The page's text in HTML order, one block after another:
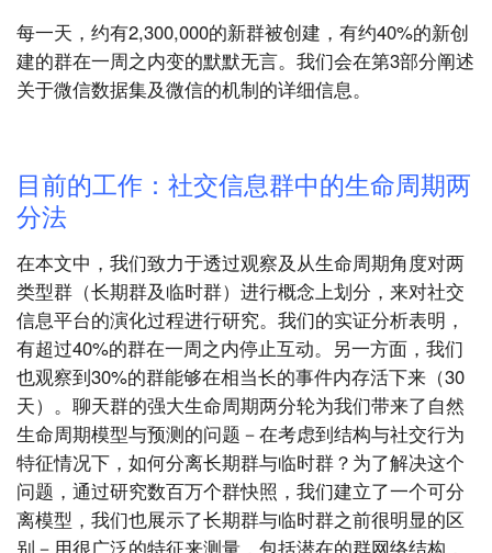
每一天，约有2,300,000的新群被创建，有约40%的新创
建的群在一周之内变的默默无言。我们会在第3部分阐述
关于微信数据集及微信的机制的详细信息。
目前的工作：社交信息群中的生命周期两
分法
在本文中，我们致力于透过观察及从生命周期角度对两
类型群（长期群及临时群）进行概念上划分，来对社交
信息平台的演化过程进行研究。我们的实证分析表明，
有超过40%的群在一周之内停止互动。另一方面，我们
也观察到30%的群能够在相当长的事件内存活下来（30
天）。聊天群的强大生命周期两分轮为我们带来了自然
生命周期模型与预测的问题－在考虑到结构与社交行为
特征情况下，如何分离长期群与临时群？为了解决这个
问题，通过研究数百万个群快照，我们建立了一个可分
离模型，我们也展示了长期群与临时群之前很明显的区
别－用很广泛的特征来测量，包括潜在的群网络结构，